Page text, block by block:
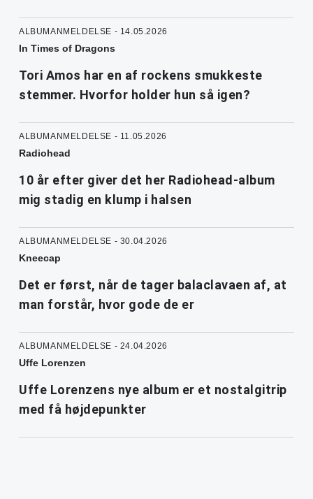
ALBUMANMELDELSE - 14.05.2026
In Times of Dragons
Tori Amos har en af rockens smukkeste
stemmer. Hvorfor holder hun så igen?
ALBUMANMELDELSE - 11.05.2026
Radiohead
10 år efter giver det her Radiohead-album
mig stadig en klump i halsen
ALBUMANMELDELSE - 30.04.2026
Kneecap
Det er først, når de tager balaclavaen af, at
man forstår, hvor gode de er
ALBUMANMELDELSE - 24.04.2026
Uffe Lorenzen
Uffe Lorenzens nye album er et nostalgitrip
med få højdepunkter